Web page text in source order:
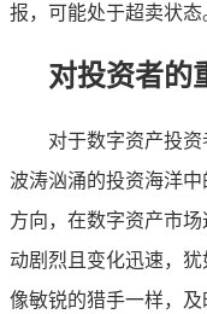
报，可能处于超卖状态
对投资者的
对于数字资产投
波涛汹涌的投资海洋
方向，在数字资产市
动剧烈且变化迅速，
像敏锐的猎手一样，